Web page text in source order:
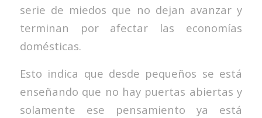
serie de miedos que no dejan avanzar y
terminan por afectar las economías
domésticas.
Esto indica que desde pequeños se está
enseñando que no hay puertas abiertas y
solamente ese pensamiento ya está